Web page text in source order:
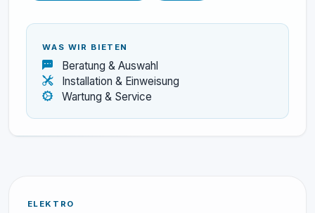
WAS WIR BIETEN
Beratung & Auswahl
Installation & Einweisung
Wartung & Service
ELEKTRO